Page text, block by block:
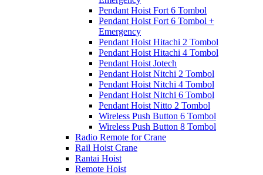
Pendant Hoist Fort 6 Tombol
Pendant Hoist Fort 6 Tombol +
Emergency
Pendant Hoist Hitachi 2 Tombol
Pendant Hoist Hitachi 4 Tombol
Pendant Hoist Jotech
Pendant Hoist Nitchi 2 Tombol
Pendant Hoist Nitchi 4 Tombol
Pendant Hoist Nitchi 6 Tombol
Pendant Hoist Nitto 2 Tombol
Wireless Push Button 6 Tombol
Wireless Push Button 8 Tombol
Radio Remote for Crane
Rail Hoist Crane
Rantai Hoist
Remote Hoist